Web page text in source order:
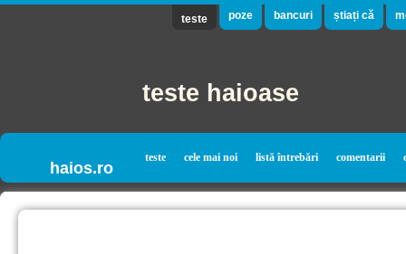
teste poze bancuri știați că
teste haioase
haios.ro
teste cele mai noi listă întrebări comentarii